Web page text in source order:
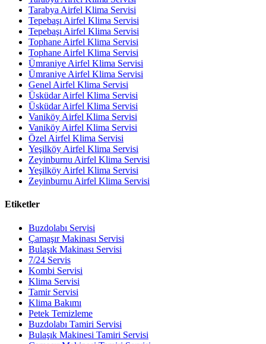
Tarabya Airfel Klima Servisi
Tepebaşı Airfel Klima Servisi
Tepebaşı Airfel Klima Servisi
Tophane Airfel Klima Servisi
Tophane Airfel Klima Servisi
Ümraniye Airfel Klima Servisi
Ümraniye Airfel Klima Servisi
Genel Airfel Klima Servisi
Üsküdar Airfel Klima Servisi
Üsküdar Airfel Klima Servisi
Vaniköy Airfel Klima Servisi
Vaniköy Airfel Klima Servisi
Özel Airfel Klima Servisi
Yeşilköy Airfel Klima Servisi
Zeyinburnu Airfel Klima Servisi
Yeşilköy Airfel Klima Servisi
Zeyinburnu Airfel Klima Servisi
Etiketler
Buzdolabı Servisi
Çamaşır Makinası Servisi
Bulaşık Makinası Servisi
7/24 Servis
Kombi Servisi
Klima Servisi
Tamir Servisi
Klima Bakımı
Petek Temizleme
Buzdolabı Tamiri Servisi
Bulaşık Makinesi Tamiri Servisi